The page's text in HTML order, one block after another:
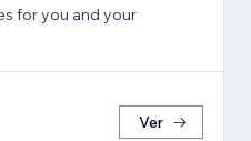
for you and your
Ver